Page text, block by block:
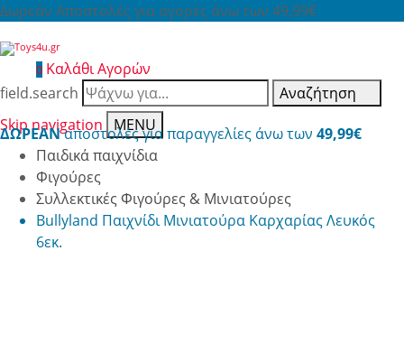
Δωρεάν Αποστολές για αγορές άνω των 49,99€
0 Καλάθι Αγορών
field.search
Αναζήτηση
Skip navigation
MENU
ΔΩΡΕΑΝαποστολές για παραγγελίες άνω των 49,99€
Παιδικά παιχνίδια
Φιγούρες
Συλλεκτικές Φιγούρες & Μινιατούρες
Bullyland Παιχνίδι Μινιατούρα Καρχαρίας Λευκός
6εκ.